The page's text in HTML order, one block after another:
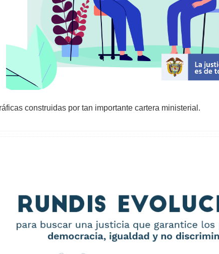
construidas por tan importante cartera ministerial.